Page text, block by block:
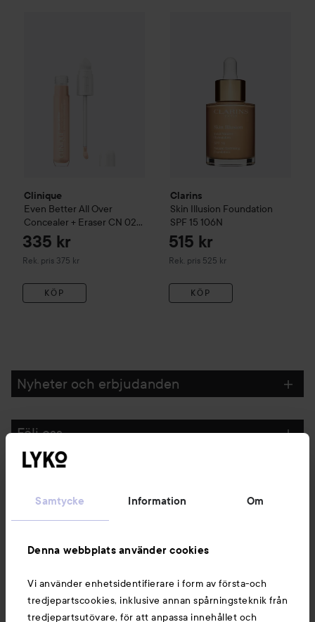
Samtycke Information Om
Denna webbplats använder cookies
Vi använder enhetsidentifierare i form av första-och
tredjepartscookies, inklusive annan spårningsteknik från
tredjepartsutövare, för att anpassa innehållet och
Clinique
Even Better All Over
Concealer + Eraser CN 02
Breeze
335 kr
Rek. pris 375 kr
Rekommenderat pris 375 kr
KÖP
Clarins
Skin Illusion Foundation
SPF 15 106N
515 kr
Rek. pris 525 kr
Rekommenderat pris 525 kr
KÖP
Nyheter och erbjudanden
Följ oss
Du kanske också gillar